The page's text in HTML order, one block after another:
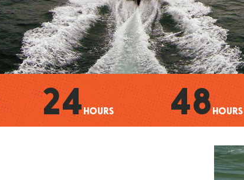
24HOURS 48HOURS